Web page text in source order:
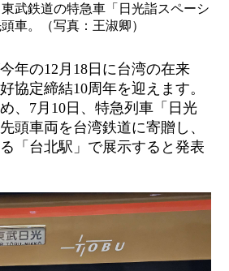
武鉄道の特急車「日光詣スペーシ
車。（写真：王淑卿）
年の12 月 18 日に台湾の在来
協定締結10周年を迎えます。
、 7月 10 日、特急列車「日光
頭車両を台湾鉄道に寄贈し、
「台北駅」で展示すると発表